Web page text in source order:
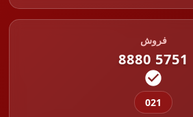
فروش
8880 5751
021